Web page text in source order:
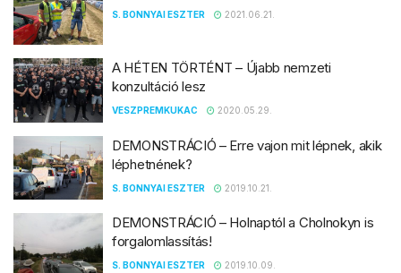
S. BONNYAI ESZTER 2021.06.21.
A HÉTEN TÖRTÉNT – Újabb nemzeti
konzultáció lesz
VESZPREMKUKAC 2020.05.29.
DEMONSTRÁCIÓ – Erre vajon mit lépnek, akik
léphetnének?
S. BONNYAI ESZTER 2019.10.21.
DEMONSTRÁCIÓ – Holnaptól a Cholnokyn is
forgalomlassítás!
S. BONNYAI ESZTER 2019.10.09.